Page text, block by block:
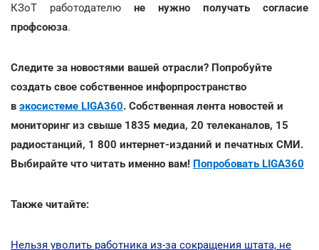
КЗоТ работодателю не нужно получать согласие
профсоюза.
Следите за новостями вашей отрасли? Попробуйте
создать свое собственное инфорпространство
в экосистеме LIGA360. Собственная лента новостей и
мониторинг из свыше 1835 медиа, 20 телеканалов, 15
радиостанций, 1 800 интернет-изданий и печатных СМИ.
Выбирайте что читать именно вам! Попробовать LIGA360
Также читайте:
Нельзя уволить работника из-за сокращения штата, не